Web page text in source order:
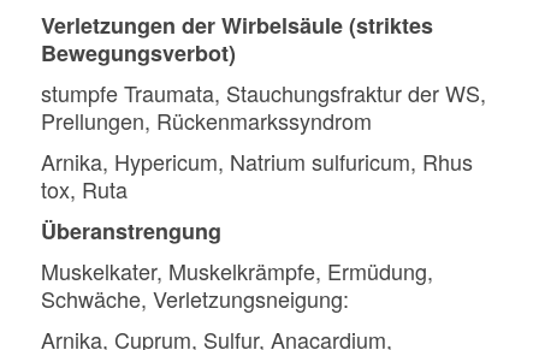
Verletzungen der Wirbelsäule (striktes
Bewegungsverbot)
stumpfe Traumata, Stauchungsfraktur der WS,
Prellungen, Rückenmarkssyndrom
Arnika, Hypericum, Natrium sulfuricum, Rhus
tox, Ruta
Überanstrengung
Muskelkater, Muskelkrämpfe, Ermüdung,
Schwäche, Verletzungsneigung:
Arnika, Cuprum, Sulfur, Anacardium,